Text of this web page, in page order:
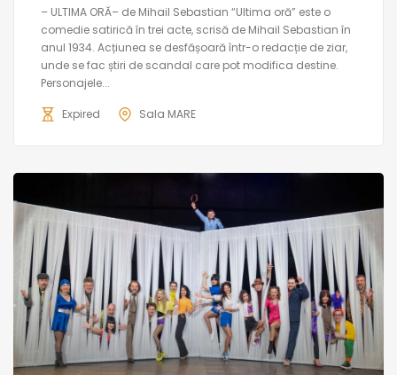
– ULTIMA ORĂ– de Mihail Sebastian “Ultima oră” este o
comedie satirică în trei acte, scrisă de Mihail Sebastian în
anul 1934. Acțiunea se desfășoară într-o redacție de ziar,
unde se fac știri de scandal care pot modifica destine.
Personajele...
Expired Sala MARE